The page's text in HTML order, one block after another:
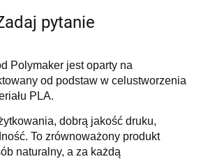
pytanie
Polymaker jest oparty na
od podstaw w celustworzenia
PLA.
dobrą jakość druku,
To zrównoważony produkt
naturalny, a za każdą